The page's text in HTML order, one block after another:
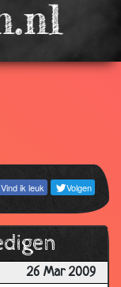
Vind ik leuk Volgen
26 Mar 2009
3.25